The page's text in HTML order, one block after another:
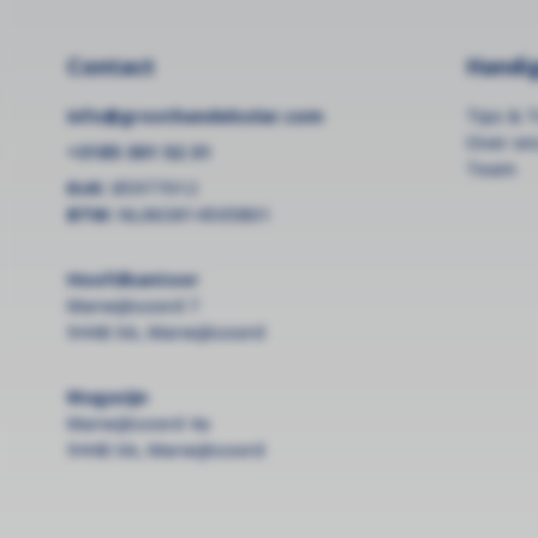
Contact
info@groothandelsolar.com
+3185 301 52 31
KvK: 85977012
BTW: NL863814505B01
Hoofdkantoor
Marwijksoord 7
9448 XA, Marwijksoord
Magazijn
Marwijksoord 4a
9448 XA, Marwijksoord
Tips &
Over
Team